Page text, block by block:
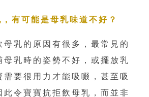
有可能是母乳味道不好？
母乳的原因有很多，最常見的
母乳時的姿勢不好，或擺放乳
需要很用力才能吸啜，甚至吸
此令寶寶抗拒飲母乳，而並非